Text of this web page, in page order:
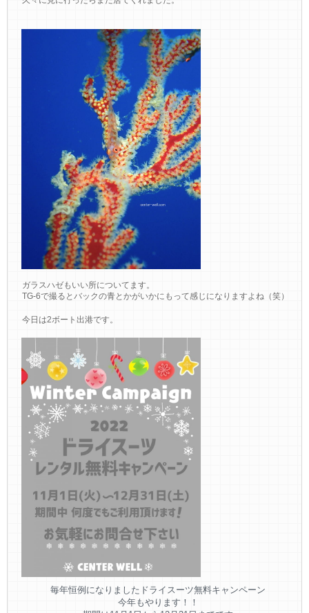
ガラスハゼもいい所についてます。
TG-6で撮るとバックの青とかがいかにもって感じになりますよね（笑）
今日は2ボート出港です。
毎年恒例になりましたドライスーツ無料キャンペーン
今年もやります！！